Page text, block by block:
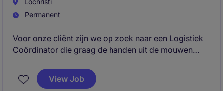
Lochristi
Permanent
Voor onze cliënt zijn we op zoek naar een Logistiek
Coördinator die graag de handen uit de mouwen
logistieke administratie en planning met een actieve
aanwezigheid op de werkvloer, waardoor geen
View Job